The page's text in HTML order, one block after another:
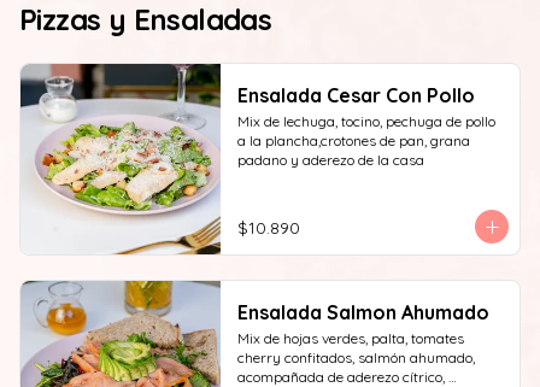
Pizzas y Ensaladas
Ensalada Cesar Con Pollo
Mix de lechuga, tocino, pechuga de pollo
a la plancha,crotones de pan, grana
padano y aderezo de la casa
$10.890
Ensalada Salmon Ahumado
Mix de hojas verdes, palta, tomates
cherry confitados, salmón ahumado,
acompañada de aderezo cítrico,